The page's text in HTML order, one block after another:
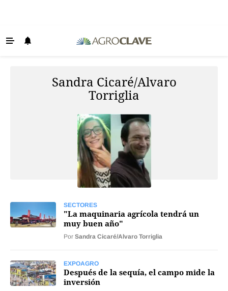
Maquinaria agrícola
Clima
Agronegocios
Sandra Cicaré/Alvaro
Torriglia
SECTORES
"La maquinaria agrícola tendrá un
muy buen año"
Por Sandra Cicaré/Alvaro Torriglia
EXPOAGRO
Después de la sequía, el campo mide la
inversión